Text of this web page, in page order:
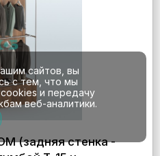
(задняя стенка -
сайтов, вы
с тем, что мы
и передачу
веб-аналитики.